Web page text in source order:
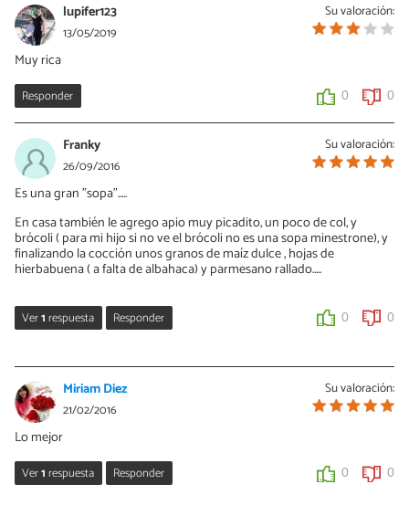
Su valoración:
lupifer123
13/05/2019
Muy rica
Responder 0 0
Su valoración:
Franky
26/09/2016
Es una gran "sopa".....
En casa también le agrego apio muy picadito, un poco de col, y
brócoli ( para mi hijo si no ve el brócoli no es una sopa minestrone), y
finalizando la cocción unos granos de maíz dulce , hojas de
hierbabuena ( a falta de albahaca) y parmesano rallado.....
Ver1respuesta Responder 0 0
26/09/2016
Me encantan esos ingredientes que propones, Franky. Voy a
probarla con el brócoli y el queso rallado. Tiene que estar
fabulosa. ¡Muchas gracias!
0 0
Su valoración:
Miriam Diez
21/02/2016
Lo mejor
Ver1respuesta Responder 0 0